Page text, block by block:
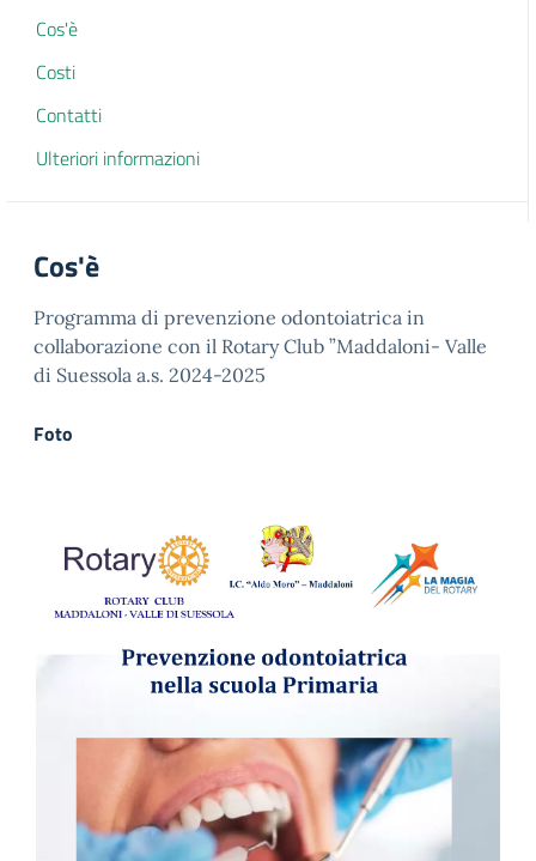
Cos'è
Costi
Contatti
Ulteriori informazioni
Cos'è
Programma di prevenzione odontoiatrica in
collaborazione con il Rotary Club ”Maddaloni- Valle
di Suessola a.s. 2024-2025
Foto